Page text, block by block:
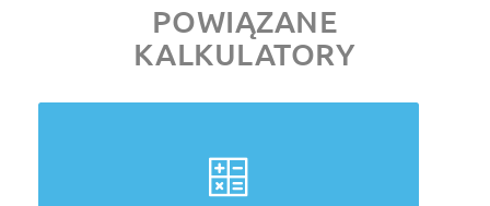
POWIĄZANE
KALKULATORY